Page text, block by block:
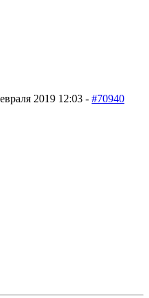
2019 12:03 - #70940